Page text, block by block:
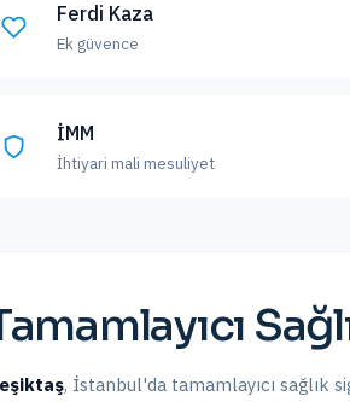
Ferdi Kaza
Ek güvence
İMM
İhtiyari mali mesuliyet
, İstanbul'da tamamlayıcı sağlık